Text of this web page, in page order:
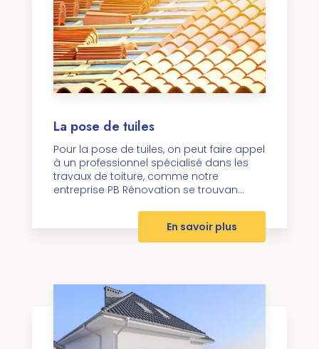
La pose de tuiles
Pour la pose de tuiles, on peut faire appel
à un professionnel spécialisé dans les
travaux de toiture, comme notre
entreprise PB Rénovation se trouvan...
En savoir plus